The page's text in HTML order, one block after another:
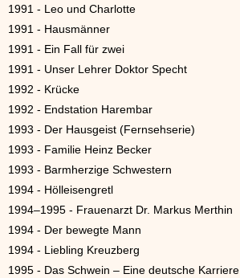
1991 - Leo und Charlotte
1991 - Hausmänner
1991 - Ein Fall für zwei
1991 - Unser Lehrer Doktor Specht
1992 - Krücke
1992 - Endstation Harembar
1993 - Der Hausgeist (Fernsehserie)
1993 - Familie Heinz Becker
1993 - Barmherzige Schwestern
1994 - Hölleisengretl
1994–1995 - Frauenarzt Dr. Markus Merthin
1994 - Der bewegte Mann
1994 - Liebling Kreuzberg
1995 - Das Schwein – Eine deutsche Karriere